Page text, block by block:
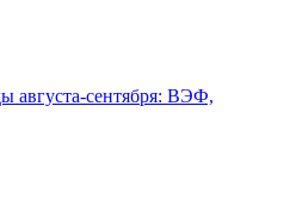
августа-сентября: ВЭФ,